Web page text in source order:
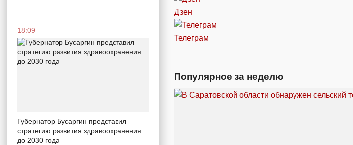
18:09
Губернатор Бусаргин представил
стратегию развития здравоохранения
до 2030 года
Дзен
Телеграм
Популярное за неделю